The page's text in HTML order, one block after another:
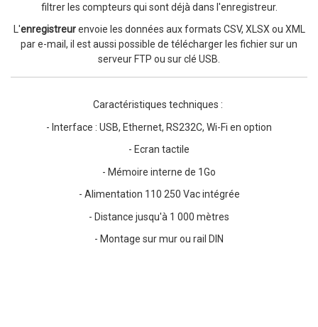
filtrer les compteurs qui sont déjà dans l'enregistreur.
L'enregistreurenvoie les données aux formats CSV, XLSX ou XML
par e-mail, il est aussi possible de télécharger les fichier sur un
serveur FTP ou sur clé USB.
Caractéristiques techniques :
- Interface : USB, Ethernet, RS232C, Wi-Fi en option
- Ecran tactile
- Mémoire interne de 1Go
- Alimentation 110 250 Vac intégrée
- Distance jusqu'à 1 000 mètres
- Montage sur mur ou rail DIN